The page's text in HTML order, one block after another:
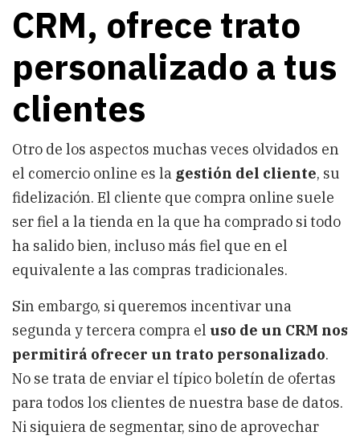
CRM, ofrece trato
personalizado a tus
clientes
Otro de los aspectos muchas veces olvidados en
el comercio online es la gestión del cliente, su
fidelización. El cliente que compra online suele
ser fiel a la tienda en la que ha comprado si todo
ha salido bien, incluso más fiel que en el
equivalente a las compras tradicionales.
Sin embargo, si queremos incentivar una
segunda y tercera compra el uso de un CRM nos
permitirá ofrecer un trato personalizado.
No se trata de enviar el típico boletín de ofertas
para todos los clientes de nuestra base de datos.
Ni siquiera de segmentar, sino de aprovechar